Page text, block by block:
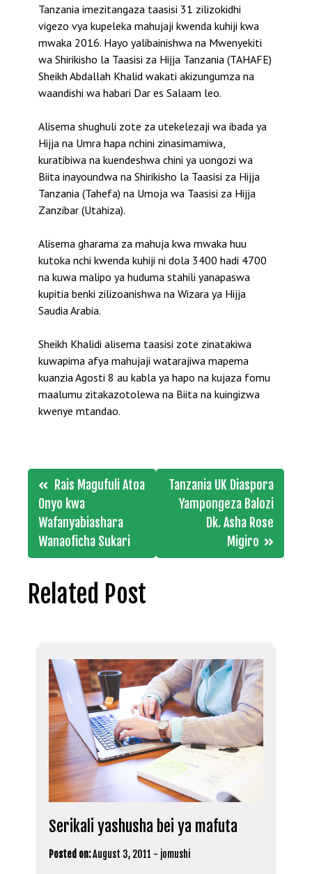
Tanzania imezitangaza taasisi 31 zilizokidhi
vigezo vya kupeleka mahujaji kwenda kuhiji kwa
mwaka 2016. Hayo yalibainishwa na Mwenyekiti
wa Shirikisho la Taasisi za Hijja Tanzania (TAHAFE)
Sheikh Abdallah Khalid wakati akizungumza na
waandishi wa habari Dar es Salaam leo.
Alisema shughuli zote za utekelezaji wa ibada ya
Hijja na Umra hapa nchini zinasimamiwa,
kuratibiwa na kuendeshwa chini ya uongozi wa
Biita inayoundwa na Shirikisho la Taasisi za Hijja
Tanzania (Tahefa) na Umoja wa Taasisi za Hijja
Zanzibar (Utahiza).
Alisema gharama za mahuja kwa mwaka huu
kutoka nchi kwenda kuhiji ni dola 3400 hadi 4700
na kuwa malipo ya huduma stahili yanapaswa
kupitia benki zilizoanishwa na Wizara ya Hijja
Saudia Arabia.
Sheikh Khalidi alisema taasisi zote zinatakiwa
kuwapima afya mahujaji watarajiwa mapema
kuanzia Agosti 8 au kabla ya hapo na kujaza fomu
maalumu zitakazotolewa na Biita na kuingizwa
kwenye mtandao.
Post
navigation
Rais Magufuli Atoa
Onyo kwa
Wafanyabiashara
Wanaoficha Sukari
Tanzania UK Diaspora
Yampongeza Balozi
Dk. Asha Rose
Migiro
Related Post
Serikali yashusha bei ya mafuta
Posted on:August 3, 2011 - jomushi